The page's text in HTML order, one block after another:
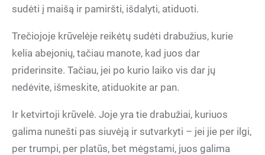
sudėti į maišą ir pamiršti, išdalyti, atiduoti.
Trečiojoje krūvelėje reikėtų sudėti drabužius, kurie
kelia abejonių, tačiau manote, kad juos dar
priderinsite. Tačiau, jei po kurio laiko vis dar jų
nedėvite, išmeskite, atiduokite ar pan.
Ir ketvirtoji krūvelė. Joje yra tie drabužiai, kuriuos
galima nunešti pas siuvėją ir sutvarkyti – jei jie per ilgi,
per trumpi, per platūs, bet mėgstami, juos galima